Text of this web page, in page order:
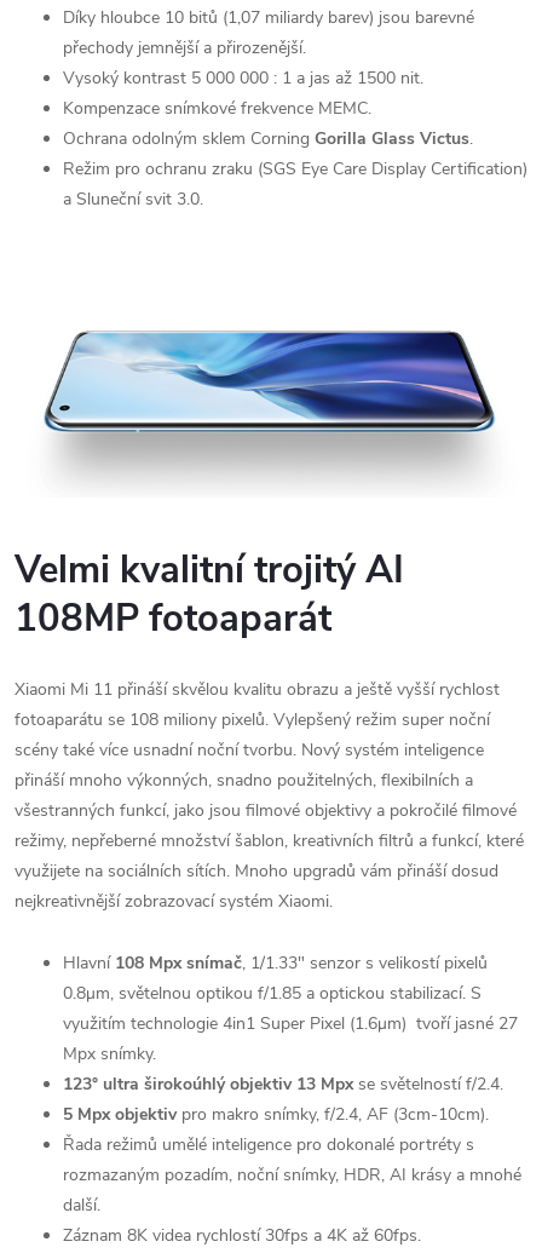
Díky hloubce 10 bitů (1,07 miliardy barev) jsou barevné
přechody jemnější a přirozenější.
Vysoký kontrast 5 000 000 : 1 a jas až 1500 nit.
Kompenzace snímkové frekvence MEMC.
Ochrana odolným sklem Corning Gorilla Glass Victus.
Režim pro ochranu zraku (SGS Eye Care Display Certification)
a Sluneční svit 3.0.
Velmi kvalitní trojitý AI
108MP fotoaparát
Xiaomi Mi 11 přináší skvělou kvalitu obrazu a ještě vyšší rychlost
fotoaparátu se 108 miliony pixelů. Vylepšený režim super noční
scény také více usnadní noční tvorbu. Nový systém inteligence
přináší mnoho výkonných, snadno použitelných, flexibilních a
všestranných funkcí, jako jsou filmové objektivy a pokročilé filmové
režimy, nepřeberné množství šablon, kreativních filtrů a funkcí, které
využijete na sociálních sítích. Mnoho upgradů vám přináší dosud
nejkreativnější zobrazovací systém Xiaomi.
Hlavní 108 Mpx snímač, 1/1.33″ senzor s velikostí pixelů
0.8μm, světelnou optikou f/1.85 a optickou stabilizací. S
využitím technologie 4in1 Super Pixel (1.6μm) tvoří jasné 27
Mpx snímky.
123° ultra širokoúhlý objektiv 13 Mpx se světelností f/2.4.
5 Mpx objektiv pro makro snímky, f/2.4, AF (3cm-10cm).
Řada režimů umělé inteligence pro dokonalé portréty s
rozmazaným pozadím, noční snímky, HDR, AI krásy a mnohé
další.
Záznam 8K videa rychlostí 30fps a 4K až 60fps.